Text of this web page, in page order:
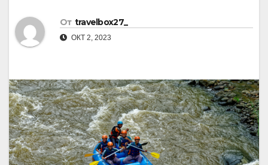
От travelbox27_
ОКТ 2, 2023